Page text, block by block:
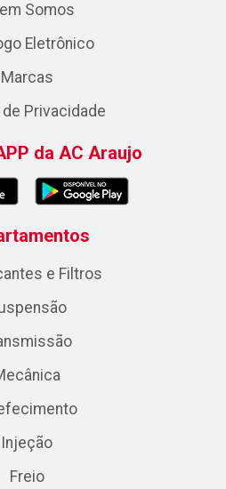
Somos
Eletrônico
Marcas
Privacidade
da AC Araujo
e Filtros
Injeção
Freio